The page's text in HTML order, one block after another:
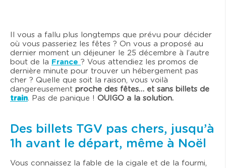
Il vous a fallu plus longtemps que prévu pour décider
où vous passeriez les fêtes ? On vous a proposé au
dernier moment un déjeuner le 25 décembre à l’autre
bout de la France ? Vous attendiez les promos de
dernière minute pour trouver un hébergement pas
cher ? Quelle que soit la raison, vous voilà
dangereusement proche des fêtes… et sans billets de
train. Pas de panique ! OUIGO a la solution.
Des billets TGV pas chers, jusqu’à
1h avant le départ, même à Noël
Vous connaissez la fable de la cigale et de la fourmi,